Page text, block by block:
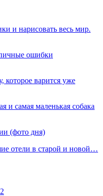
и нарисовать весь мир.
ошибки
которое варится уже
и самая маленькая собака
(фото дня)
отели в старой и новой…